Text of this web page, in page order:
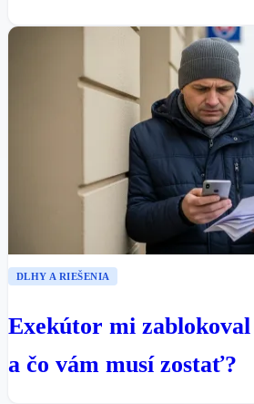
DLHY A RIEŠENIA
Exekútor mi
a čo vám musí zostať?